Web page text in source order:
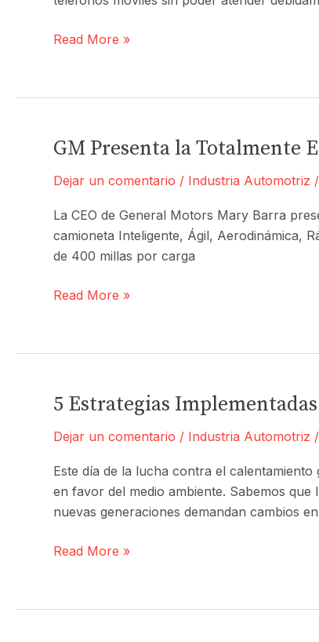
Como
“made
order”
ayudar
la
industria
automovilística
tiempo
Read More »
GM Presenta la Totalmente
Dejar un comentario / Industria Automotriz /
La CEO de General Motors Mary Barra
camioneta Inteligente, Ágil, Aerodinámica,
de 400 millas por carga
GM
Totalmente
Silverado
en
CES
2022
Read More »
5 Estrategias
Dejar un comentario / Industria Automotriz /
Este día de la lucha contra el
en favor del medio ambiente. Sabemos
nuevas generaciones demandan cambios en
5
por
Read More »